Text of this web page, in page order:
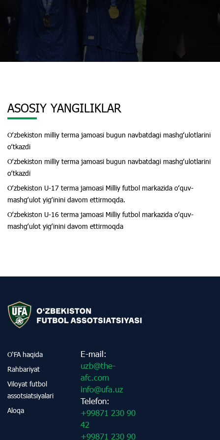
ASOSIY YANGILIKLAR
Oʻzbekiston milliy terma jamoasi bugun navbatdagi mashgʻulotlarini
oʻtkazdi
Oʻzbekiston milliy terma jamoasi bugun navbatdagi mashgʻulotlarini
oʻtkazdi
Oʻzbekiston U-17 terma jamoasi Milliy futbol markazida oʻquv-
mashgʻulot yigʻinini davom ettirmoqda.
Oʻzbekiston U-16 terma jamoasi Milliy futbol markazida oʻquv-
mashgʻulot yigʻinini davom ettirmoqda
O‘FA haqida
Rahbariyat
Viloyat futbol
assotsiatsiyalari
Aloqa
E-mail:
uzb@the-
afc.com
info@ufa.uz
Telefon:
+99871 230 90
42
+99871 230 90